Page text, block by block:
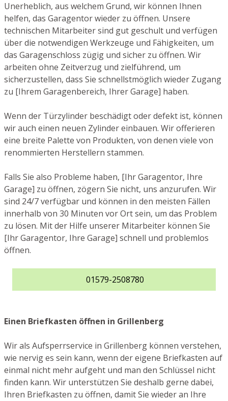
Unerheblich, aus welchem Grund, wir können Ihnen
helfen, das Garagentor wieder zu öffnen. Unsere
technischen Mitarbeiter sind gut geschult und verfügen
über die notwendigen Werkzeuge und Fähigkeiten, um
das Garagenschloss zügig und sicher zu öffnen. Wir
arbeiten ohne Zeitverzug und zielführend, um
sicherzustellen, dass Sie schnellstmöglich wieder Zugang
zu [Ihrem Garagenbereich, Ihrer Garage] haben.
Wenn der Türzylinder beschädigt oder defekt ist, können
wir auch einen neuen Zylinder einbauen. Wir offerieren
eine breite Palette von Produkten, von denen viele von
renommierten Herstellern stammen.
Falls Sie also Probleme haben, [Ihr Garagentor, Ihre
Garage] zu öffnen, zögern Sie nicht, uns anzurufen. Wir
sind 24/7 verfügbar und können in den meisten Fällen
innerhalb von 30 Minuten vor Ort sein, um das Problem
zu lösen. Mit der Hilfe unserer Mitarbeiter können Sie
[Ihr Garagentor, Ihre Garage] schnell und problemlos
öffnen.
01579-2508780
Einen Briefkasten öffnen in Grillenberg
Wir als Aufsperrservice in Grillenberg können verstehen,
wie nervig es sein kann, wenn der eigene Briefkasten auf
einmal nicht mehr aufgeht und man den Schlüssel nicht
finden kann. Wir unterstützen Sie deshalb gerne dabei,
Ihren Briefkasten zu öffnen, damit Sie wieder an Ihre